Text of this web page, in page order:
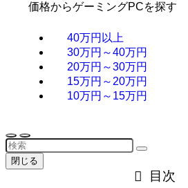
価格からゲーミングPCを探す
40万円以上
30万円～40万円
20万円～30万円
15万円～20万円
10万円～15万円
閉じる
目次